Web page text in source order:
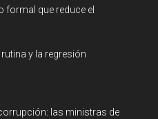
formal que reduce el
y la regresión
las ministras de